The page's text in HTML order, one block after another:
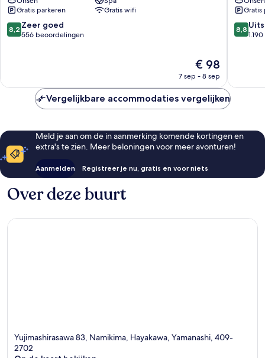
&
Spa
Hokuto
Gratis parkeren
Gratis wifi
8.2
van
beoordelingen
8,2 Zeer goed
556 beoordelingen
De
prijs
€ 98
€ 98
7 sep - 8 sep
Resort
Gratis
8.8
van
8,8
Vergelijkbare accommodaties vergelijken
Meld je aan om de in aanmerking komende kortingen en
extra's te zien. Meer beloningen voor meer avonturen!
Aanmelden Registreer je nu, gratis en voor niets
Over deze buurt
Yujimashirasawa 83, Namikima, Hayakawa, Yamanashi, 409-
2702